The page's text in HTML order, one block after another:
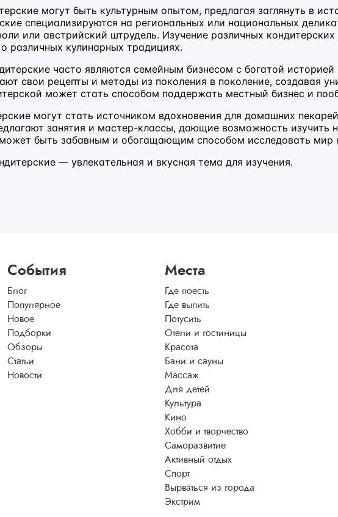
могут быть культурным опытом, предлагая заглянуть в
специализируются на региональных или национальных
или австрийский штрудель. Изучение различных
различных кулинарных традициях.
часто являются семейным бизнесом с богатой
свои рецепты и методы из поколения в поколение, создавая
может стать способом поддержать местный бизнес и
могут стать источником вдохновения для домашних
занятия и мастер-классы, дающие возможность изучить
быть забавным и обогащающим способом исследовать мир
— увлекательная и вкусная тема для изучения.
События
Блог
Популярное
Новое
Подборки
Обзоры
Статьи
Новости
Места
Где поесть
Где выпить
Потусить
Отели и гостиницы
Красота
Бани и сауны
Массаж
Для детей
Культура
Кино
Хобби и творчество
Саморазвитие
Активный отдых
Спорт
Вырваться из города
Экстрим